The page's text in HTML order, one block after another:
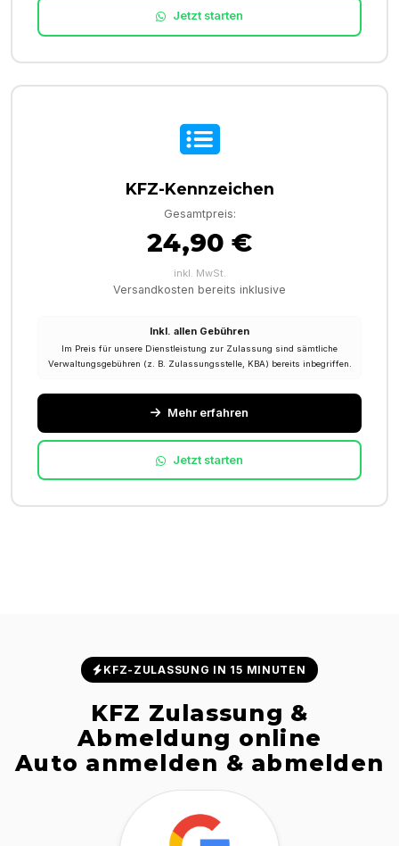
Jetzt starten
KFZ-Kennzeichen
Gesamtpreis:
24,90 €
inkl. MwSt.
Versandkosten bereits inklusive
Inkl. allen Gebühren
Im Preis für unsere Dienstleistung zur Zulassung sind sämtliche
Verwaltungsgebühren (z. B. Zulassungsstelle, KBA) bereits inbegriffen.
Mehr erfahren
Jetzt starten
KFZ-ZULASSUNG IN 15 MINUTEN
KFZ Zulassung &
Abmeldung online
Auto anmelden & abmelden